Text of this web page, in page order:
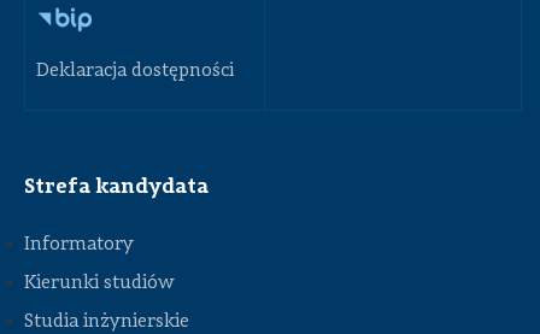
Deklaracja dostępności
Strefa kandydata
Informatory
Kierunki studiów
Studia inżynierskie